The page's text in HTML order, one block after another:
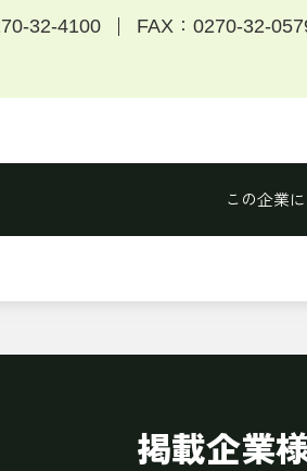
32-4100
FAX：0270-32-
この企業
掲載企業